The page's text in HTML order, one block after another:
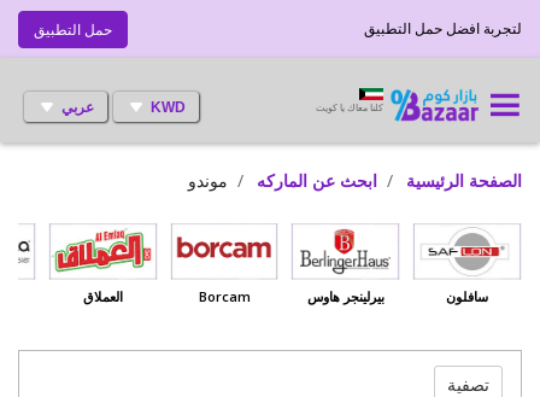
حمل التطبيق لتجربة افضل حمل التطبيق
KWD عربي كلنا معاك يا كويت
الصفحة الرئيسية ابحث عن الماركه موندو
سافلون بيرلينجر هاوس Borcam العملاق
تصفية